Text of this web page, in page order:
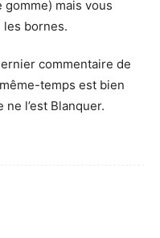
mais vous
bornes.
commentaire de
temps est bien
l’est Blanquer.